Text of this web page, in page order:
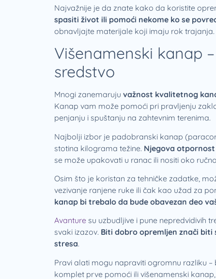
Najvažnije je da znate kako da koristite
spasiti život ili pomoći nekome ko se
obnavljajte materijale koji imaju rok trajanja.
Višenamenski kanap
sredstvo
Mnogi zanemaruju važnost kvalitetnog
Kanap vam može pomoći pri pravljenju
penjanju i spuštanju na zahtevnim terenima.
Najbolji izbor je padobranski kanap
stotina kilograma težine. Njegova
se može upakovati u ranac ili nositi oko
Osim što je koristan za tehničke zadatke,
vezivanje ranjene ruke ili čak kao užad za
kanap bi trebalo da bude obavezan deo
Avanture su uzbudljive i pune nepredvidivih
svaki izazov. Biti dobro opremljen znači
stresa.
Pravi alati mogu napraviti ogromnu razliku
komplet prve pomoći ili višenamenski